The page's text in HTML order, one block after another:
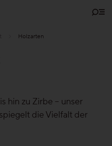
Holzarten
hin zu Zirbe – unser
die Vielfalt der